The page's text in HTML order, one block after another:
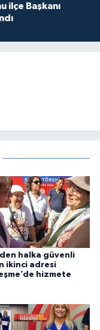
ilçe Başkanı
halka güvenli
ikinci adresi
hizmete